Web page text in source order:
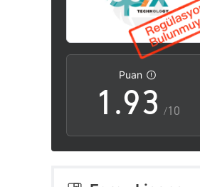
Puan
0
1
2
.
7
8
9
1
2
3
4
/10